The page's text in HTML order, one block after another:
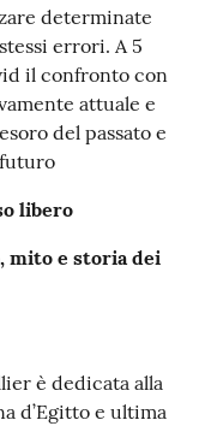
determinate
errori. A 5
il confronto con
attuale e
del passato e
libero
mito e storia dei
è dedicata alla
d’Egitto e ultima